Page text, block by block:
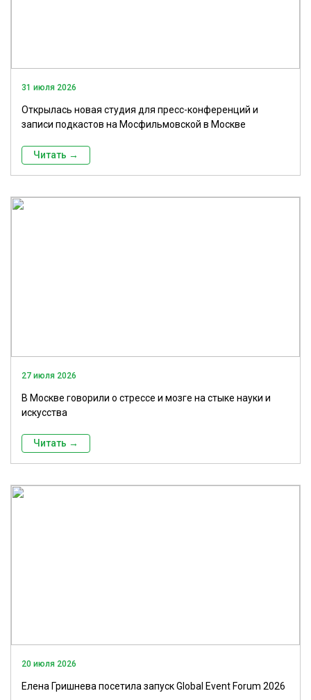
31 июля 2026
Открылась новая студия для пресс-конференций и
записи подкастов на Мосфильмовской в Москве
Читать →
27 июля 2026
В Москве говорили о стрессе и мозге на стыке науки и
искусства
Читать →
20 июля 2026
Елена Гришнева посетила запуск Global Event Forum 2026